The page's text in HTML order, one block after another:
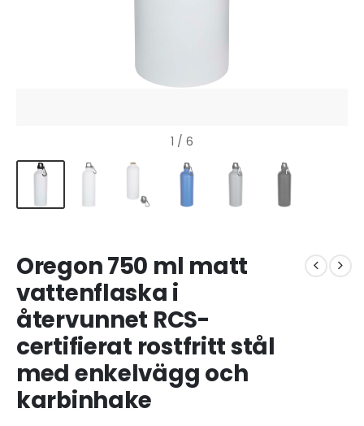
1 / 6
Oregon 750 ml matt
vattenflaska i
återvunnet RCS-
certifierat rostfritt stål
med enkelvägg och
karbinhake